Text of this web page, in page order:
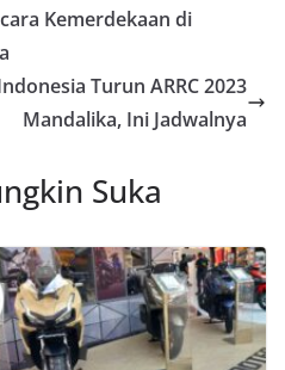
Kemerdekaan di
Turun ARRC 2023
Mandalika, Ini Jadwalnya
Suka